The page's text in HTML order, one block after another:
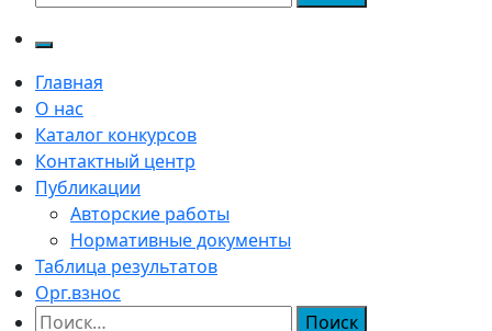
Главная
О нас
Каталог конкурсов
Контактный центр
Публикации
Авторские работы
Нормативные документы
Таблица результатов
Орг.взнос
Найти: